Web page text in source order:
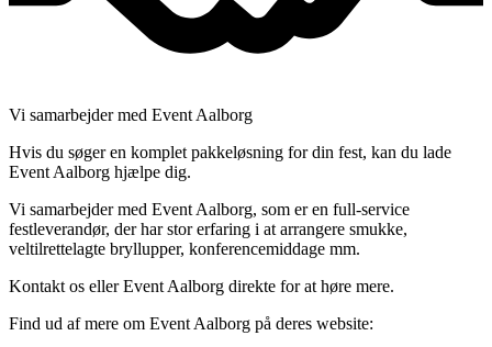
Vi samarbejder med Event Aalborg
Hvis du søger en komplet pakkeløsning for din fest, kan du lade
Event Aalborg hjælpe dig.
Vi samarbejder med Event Aalborg, som er en full-service
festleverandør, der har stor erfaring i at arrangere smukke,
veltilrettelagte bryllupper, konferencemiddage mm.
Kontakt os eller Event Aalborg direkte for at høre mere.
Find ud af mere om Event Aalborg på deres website: